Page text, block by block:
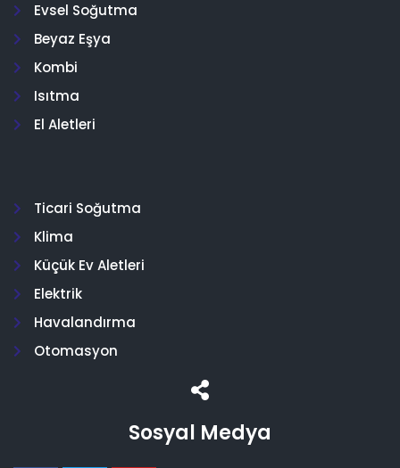
Evsel Soğutma
Beyaz Eşya
Kombi
Isıtma
El Aletleri
Ticari Soğutma
Klima
Küçük Ev Aletleri
Elektrik
Havalandırma
Otomasyon
Sosyal Medya